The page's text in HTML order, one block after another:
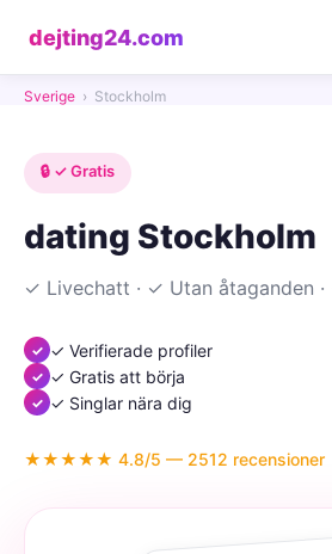
dejting24.com
Sverige › Stockholm
🔒 ✓ Gratis
dating Stockholm
✓ Livechatt · ✓ Utan åtaganden
✓ Verifierade profiler
✓ Gratis att börja
✓ Singlar nära dig
★★★★★ 4.8/5 — 2512 recensioner